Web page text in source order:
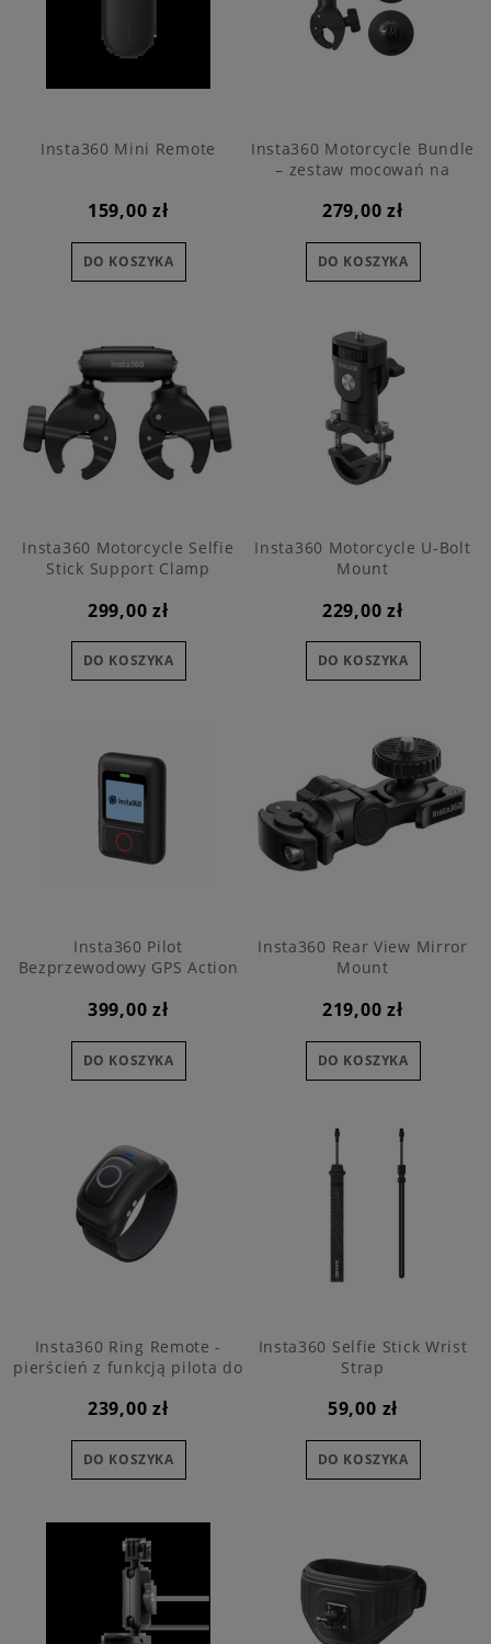
Insta360 Mini Remote
159,00 zł
DO KOSZYKA
Insta360 Motorcycle Bundle
– zestaw mocowań na
279,00 zł
DO KOSZYKA
Insta360 Motorcycle Selfie
Stick Support Clamp
299,00 zł
DO KOSZYKA
Insta360 Motorcycle U-Bolt
Mount
229,00 zł
DO KOSZYKA
Insta360 Pilot
Bezprzewodowy GPS Action
399,00 zł
DO KOSZYKA
Insta360 Rear View Mirror
Mount
219,00 zł
DO KOSZYKA
Insta360 Ring Remote -
pierścień z funkcją pilota do
239,00 zł
DO KOSZYKA
Insta360 Selfie Stick Wrist
Strap
59,00 zł
DO KOSZYKA